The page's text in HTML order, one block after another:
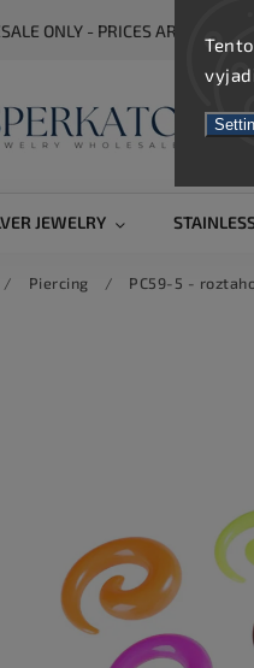
ONLY - PRICES ARE VISIBLE
JEWELRY
/ Piercing / PC59-5 -